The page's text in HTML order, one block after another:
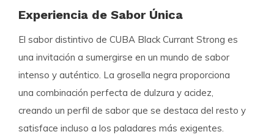
Experiencia de Sabor Única
El sabor distintivo de CUBA Black Currant Strong es
una invitación a sumergirse en un mundo de sabor
intenso y auténtico. La grosella negra proporciona
una combinación perfecta de dulzura y acidez,
creando un perfil de sabor que se destaca del resto y
satisface incluso a los paladares más exigentes.